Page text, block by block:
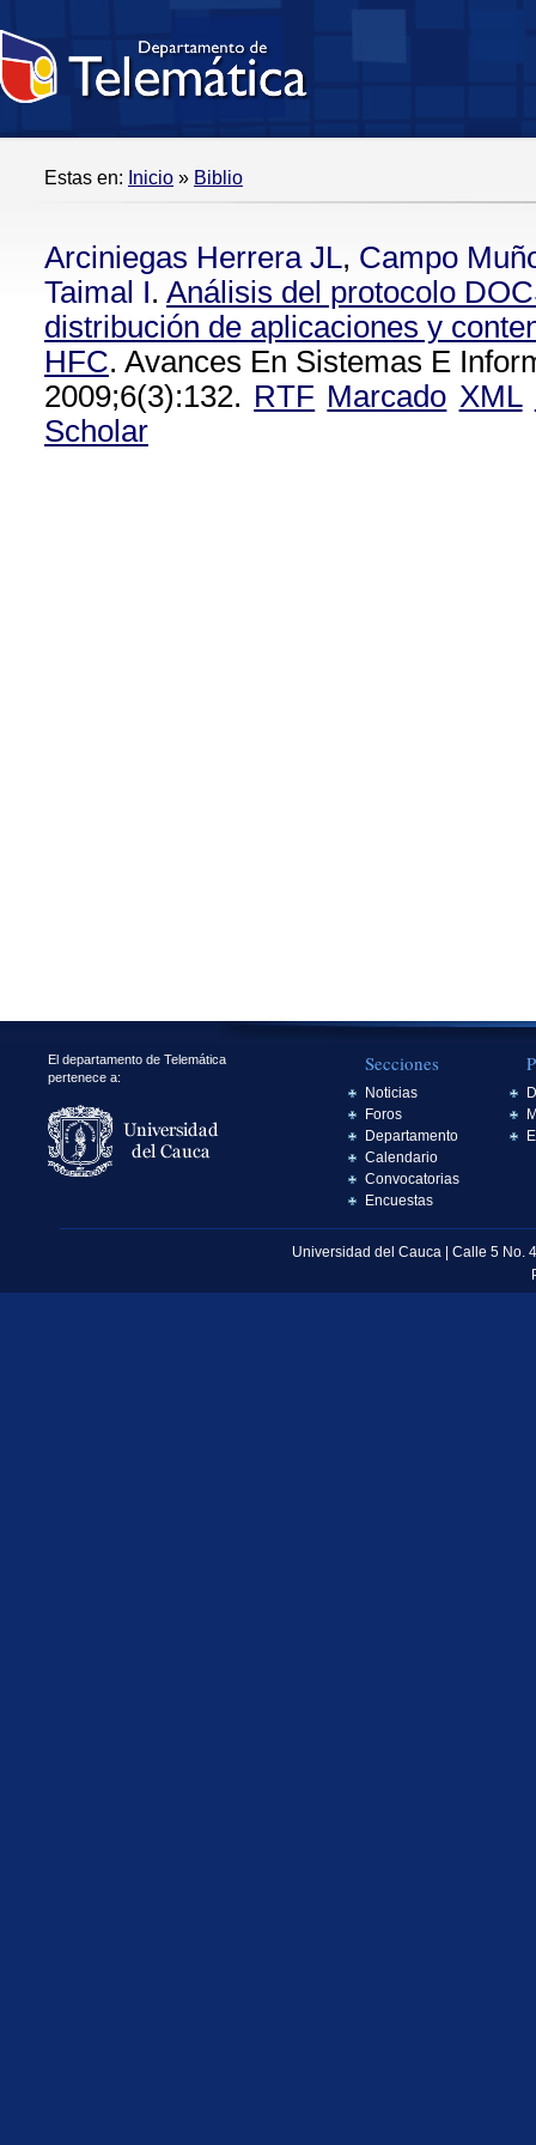
Estas en: Inicio » Biblio
Arciniegas Herrera JL, Campo
Taimal I. Análisis del protocolo
distribución de aplicaciones y
HFC. Avances En Sistemas E
2009;6(3):132. RTF Marcado XML
Scholar
El departamento de Telemática
pertenece a:
Secciones
Noticias
Foros
Departamento
Calendario
Convocatorias
Encuestas
Universidad del Cauca | Calle 5 No.